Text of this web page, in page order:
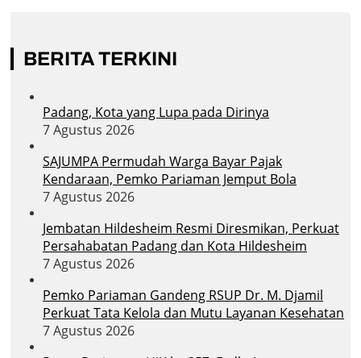
BERITA TERKINI
Padang, Kota yang Lupa pada Dirinya
7 Agustus 2026
SAJUMPA Permudah Warga Bayar Pajak
Kendaraan, Pemko Pariaman Jemput Bola
7 Agustus 2026
Jembatan Hildesheim Resmi Diresmikan, Perkuat
Persahabatan Padang dan Kota Hildesheim
7 Agustus 2026
Pemko Pariaman Gandeng RSUP Dr. M. Djamil
Perkuat Tata Kelola dan Mutu Layanan Kesehatan
7 Agustus 2026